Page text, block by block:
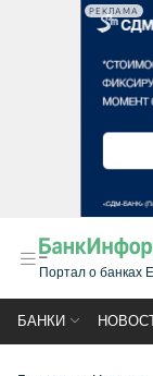
РЕКЛАМА
Портал о банках
БАНКИ